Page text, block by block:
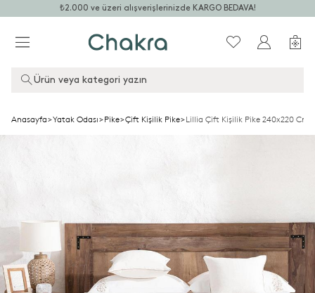
₺2.000 ve üzeri alışverişlerinizde KARGO BEDAVA!
Ürün veya kategori yazın
Anasayfa>Yatak Odası>Pike>Çift Kişilik Pike>Lillia Çift Kişilik Pike 240x220 Cm